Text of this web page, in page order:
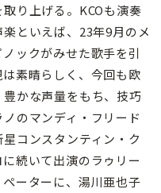
り上げる。KCOも演奏
といえば、23年9月のメ
ックがみせた歌手を引
素晴らしく、今回も欧
かな声量をもち、技巧
のマンディ・フリード
コンスタンティン・ク
続いて出演のラゥリー
ーターに、湯川亜也子